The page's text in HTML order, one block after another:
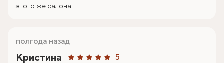
этого же салона.
Кристина 5
полгода назад